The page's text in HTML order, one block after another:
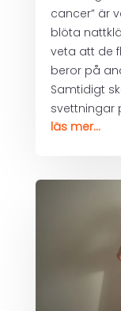
cancer” är
blöta
veta att de
beror på
Samtidigt
svettningar
läs mer...